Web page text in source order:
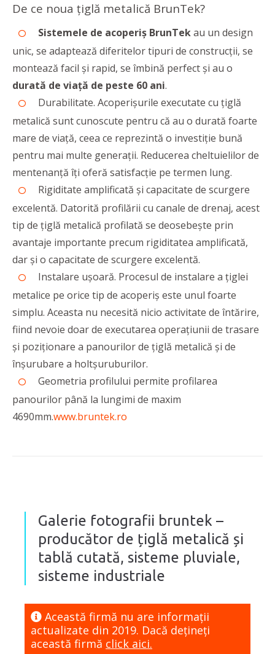
De ce noua țiglă metalică BrunTek?
Sistemele de acoperiș BrunTekau un design
unic, se adaptează diferitelor tipuri de construcții, se
montează facil și rapid, se îmbină perfect și au o
durată de viață de peste 60 ani.
Durabilitate. Acoperișurile executate cu țiglă
metalică sunt cunoscute pentru că au o durată foarte
mare de viață, ceea ce reprezintă o investiție bună
pentru mai multe generații. Reducerea cheltuielilor de
mentenanță îți oferă satisfacție pe termen lung.
Rigiditate amplificată și capacitate de scurgere
excelentă. Datorită profilării cu canale de drenaj, acest
tip de țiglă metalică profilată se deosebește prin
avantaje importante precum rigiditatea amplificată,
dar și o capacitate de scurgere excelentă.
Instalare ușoară. Procesul de instalare a țiglei
metalice pe orice tip de acoperiș este unul foarte
simplu. Aceasta nu necesită nicio activitate de întărire,
fiind nevoie doar de executarea operațiunii de trasare
și poziționare a panourilor de țiglă metalică și de
înșurubare a holtșuruburilor.
Geometria profilului permite profilarea
panourilor până la lungimi de maxim
4690mm.www.bruntek.ro
Galerie fotografii bruntek –
producător de țiglă metalică și
tablă cutată, sisteme pluviale,
sisteme industriale
Această firmă nu are informaţii
actualizate din 2019. Dacă dețineți
această firmă click aici.